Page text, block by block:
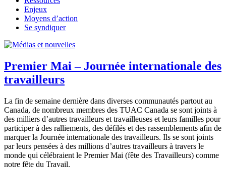
Enjeux
Moyens d’action
Se syndiquer
Premier Mai – Journée internationale des
travailleurs
La fin de semaine dernière dans diverses communautés partout au
Canada, de nombreux membres des TUAC Canada se sont joints à
des milliers d’autres travailleurs et travailleuses et leurs familles pour
participer à des ralliements, des défilés et des rassemblements afin de
marquer la Journée internationale des travailleurs. Ils se sont joints
par leurs pensées à des millions d’autres travailleurs à travers le
monde qui célébraient le Premier Mai (fête des Travailleurs) comme
notre fête du Travail.